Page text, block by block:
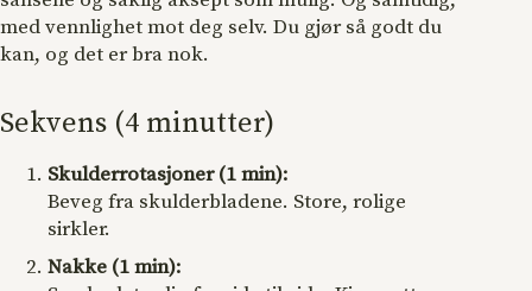
med vennlighet mot deg selv. Du gjør så godt du
kan, og det er bra nok.
Sekvens (4 minutter)
Skulderrotasjoner (1 min):
Beveg fra skulderbladene. Store, rolige
sirkler.
Nakke (1 min):